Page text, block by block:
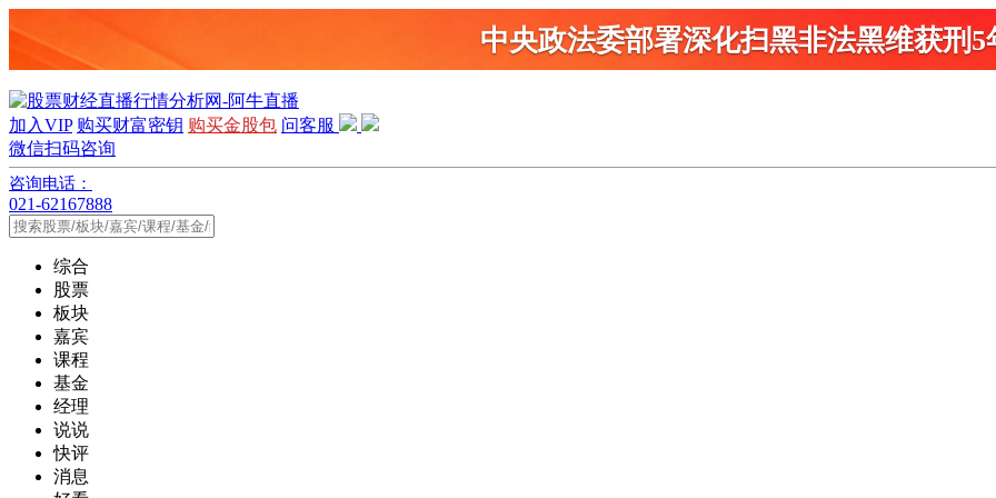
中央政法委部署深化扫黑非法黑维获刑5
加入VIP 购买财富密钥 购买金股包 问客服
微信扫码咨询
咨询电话：
021-62167888
综合
股票
板块
嘉宾
课程
基金
经理
说说
快评
消息